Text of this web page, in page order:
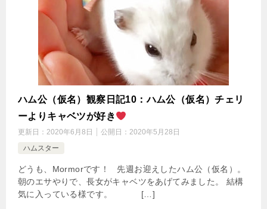
ハム公（仮名）観察日記10：ハム公（仮名）チェリ
ーよりキャベツが好き
更新日： 2020年6月8日 公開日： 2020年5月28日
ハムスター
どうも、Mormorです！ 先週お迎えしたハム公（仮名）。
朝のエサやりで、長女がキャベツをあげてみました。 結構
気に入っている様です。 […]